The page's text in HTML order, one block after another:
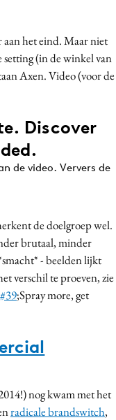
aan het eind. Maar niet
(in de winkel van
Axen. Video (voor de
Discover
de video. Ververs de
de doelgroep wel.
brutaal, minder
- beelden lijkt
verschil te proeven, zie
#39;Spray more, get
nog kwam met het
radicale brandswitch,